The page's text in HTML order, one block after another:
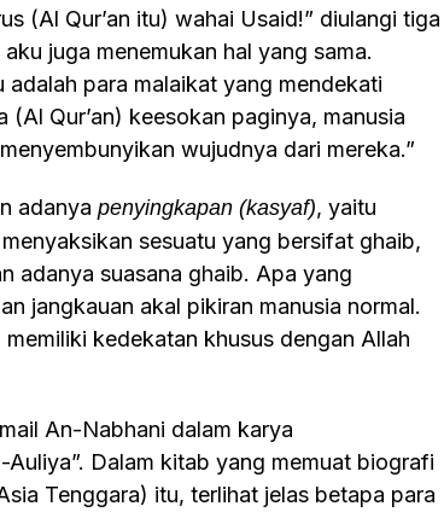
(Al Qur’an itu) wahai Usaid!” diulangi tiga
juga menemukan hal yang sama.
adalah para malaikat yang mendekati
Qur’an) keesokan paginya, manusia
wujudnya dari mereka.”
adanya penyingkapan (kasyaf), yaitu
sesuatu yang bersifat ghaib,
adanya suasana ghaib. Apa yang
jangkauan akal pikiran manusia normal.
kedekatan khusus dengan Allah
Auliya”. Dalam kitab yang memuat biografi
Tenggara) itu, terlihat jelas betapa para